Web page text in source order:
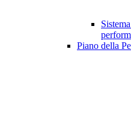
Piano della